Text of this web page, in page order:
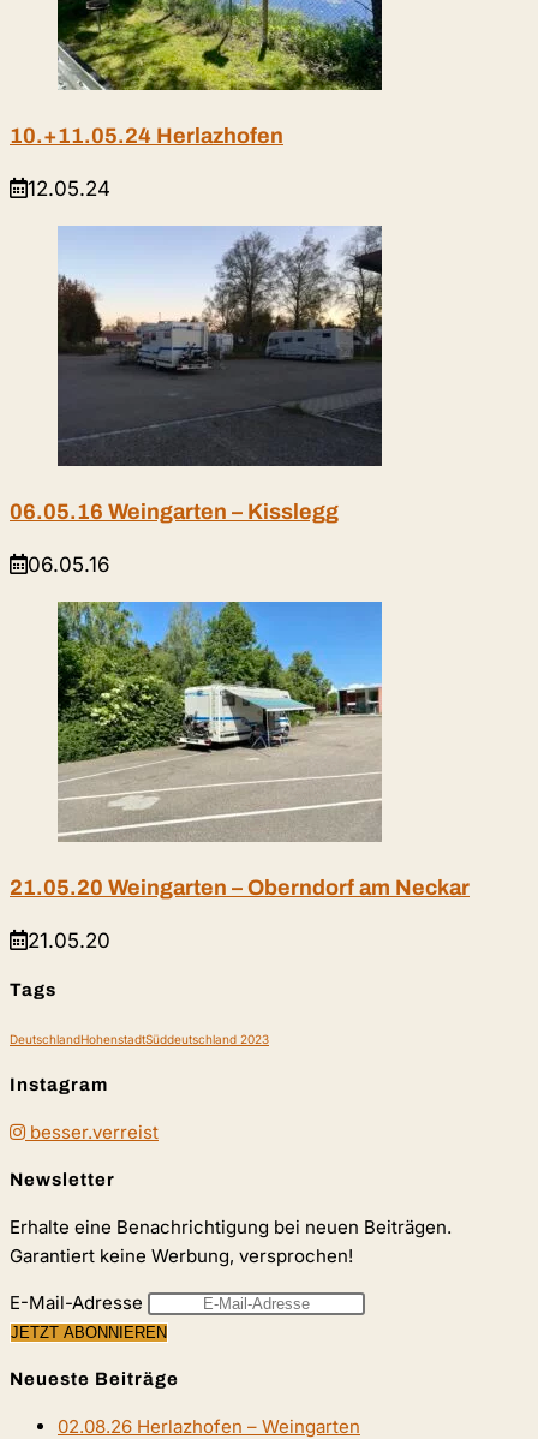
10.+11.05.24 Herlazhofen
12.05.24
06.05.16 Weingarten – Kisslegg
06.05.16
21.05.20 Weingarten – Oberndorf am Neckar
21.05.20
Tags
DeutschlandHohenstadtSüddeutschland 2023
Instagram
besser.verreist
Newsletter
Erhalte eine Benachrichtigung bei neuen Beiträgen.
Garantiert keine Werbung, versprochen!
E-Mail-Adresse
Neueste Beiträge
02.08.26 Herlazhofen – Weingarten